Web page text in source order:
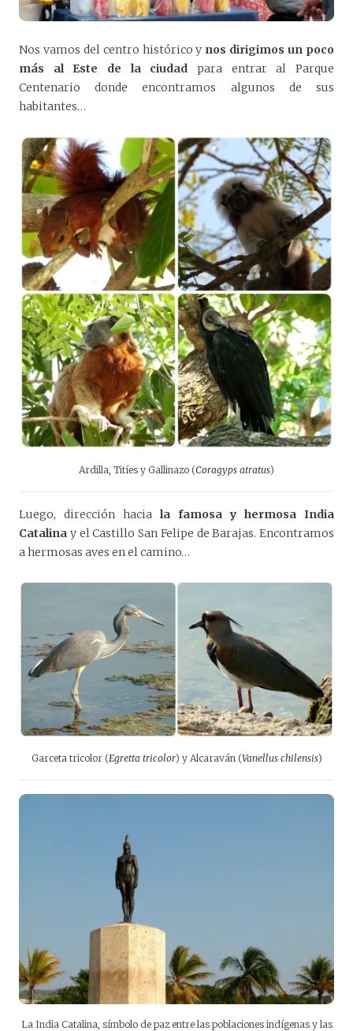
Nos vamos del centro histórico y nos dirigimos un poco
más al Este de la ciudad para entrar al Parque
Centenario donde encontramos algunos de sus
habitantes…
Ardilla, Titíes y Gallinazo (Coragyps atratus)
Luego, dirección hacia la famosa y hermosa India
Catalina y el Castillo San Felipe de Barajas. Encontramos
a hermosas aves en el camino…
Garceta tricolor (Egretta tricolor) y Alcaraván (Vanellus chilensis)
La India Catalina, símbolo de paz entre las poblaciones indígenas y las